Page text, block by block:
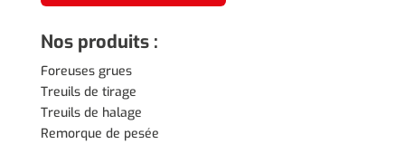
Nos produits :
Foreuses grues
Treuils de tirage
Treuils de halage
Remorque de pesée